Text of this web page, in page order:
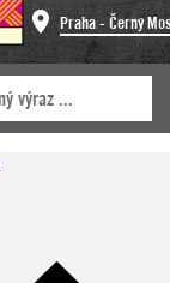
Praha - Černý